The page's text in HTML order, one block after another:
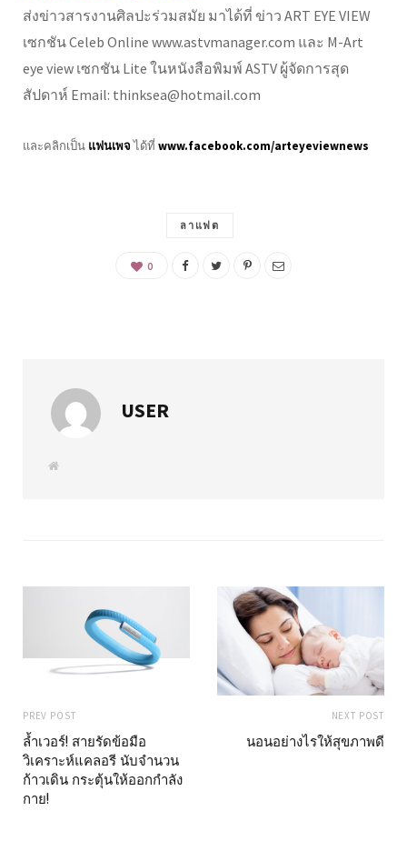
ส่งข่าวสารงานศิลปะร่วมสมัย มาได้ที่ ข่าว ART EYE VIEW
เซกชัน Celeb Online www.astvmanager.com และ M-Art
eye view เซกชัน Lite ในหนังสือพิมพ์ ASTV ผู้จัดการสุด
สัปดาห์ Email: thinksea@hotmail.com
และคลิกเป็น แฟนเพจได้ที่ www.facebook.com/arteyeviewnews
ลาแฟต
0
USER
W
PREV POST
ล้ำเวอร์! สายรัดข้อมือ
วิเคราะห์แคลอรี นับจำนวน
ก้าวเดิน กระตุ้นให้ออกกำลัง
กาย!
NEXT POST
นอนอย่างไรให้สุขภาพดี